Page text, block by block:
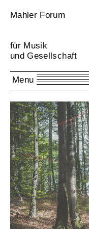
Mahler Forum
für Musik
und Gesellschaft
Menu